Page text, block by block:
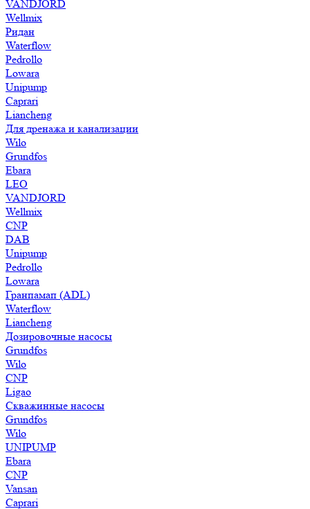
VANDJORD
Wellmix
Ридан
Waterflow
Pedrollo
Lowara
Unipump
Caprari
Liancheng
Для дренажа и канализации
Wilo
Grundfos
Ebara
LEO
VANDJORD
Wellmix
CNP
DAB
Unipump
Pedrollo
Lowara
Гранпамап (ADL)
Waterflow
Liancheng
Дозировочные насосы
Grundfos
Wilo
CNP
Ligao
Скважинные насосы
Grundfos
Wilo
UNIPUMP
Ebara
CNP
Vansan
Caprari